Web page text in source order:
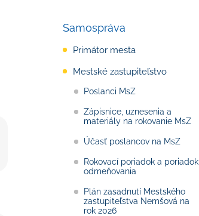
Samospráva
Primátor mesta
Mestské zastupiteľstvo
Poslanci MsZ
Zápisnice, uznesenia a
materiály na rokovanie MsZ
Účasť poslancov na MsZ
Rokovací poriadok a poriadok
odmeňovania
Plán zasadnutí Mestského
zastupiteľstva Nemšová na
rok 2026